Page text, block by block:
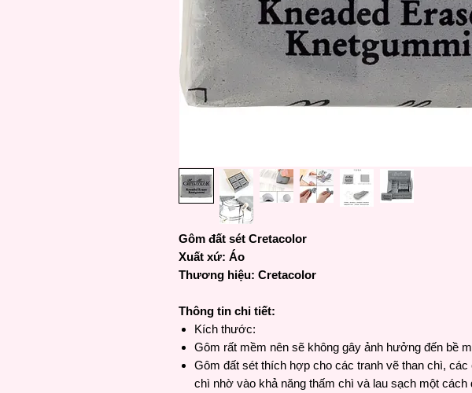
Gôm đất sét Cretacolor
Xuất xứ: Áo
Thương hiệu: Cretacolor
Thông tin chi tiết:
Kích thước:
Gôm rất mềm nên sẽ không gây ảnh hưởng đến bề
Gôm đất sét thích hợp cho các tranh vẽ than chì, các
chì nhờ vào khả năng thấm chì và lau sạch một cách